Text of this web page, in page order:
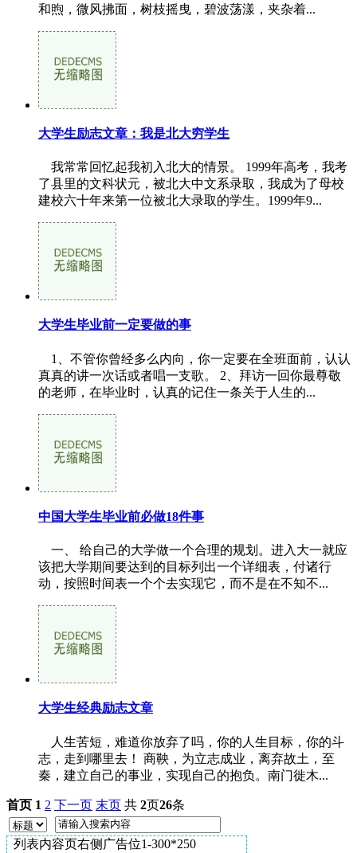
和煦，微风拂面，树枝摇曳，碧波荡漾，夹杂着...
大学生励志文章：我是北大穷学生
我常常回忆起我初入北大的情景。 1999年高考，我考
了县里的文科状元，被北大中文系录取，我成为了母校
建校六十年来第一位被北大录取的学生。1999年9...
大学生毕业前一定要做的事
1、不管你曾经多么内向，你一定要在全班面前，认认
真真的讲一次话或者唱一支歌。 2、拜访一回你最尊敬
的老师，在毕业时，认真的记住一条关于人生的...
中国大学生毕业前必做18件事
一、 给自己的大学做一个合理的规划。进入大一就应
该把大学期间要达到的目标列出一个详细表，付诸行
动，按照时间表一个个去实现它，而不是在不知不...
大学生经典励志文章
人生苦短，难道你放弃了吗，你的人生目标，你的斗
志，走到哪里去！ 商鞅，为立志成业，离弃故土，至
秦，建立自己的事业，实现自己的抱负。南门徙木...
首页 1 2 下一页 末页 共 2页26条
列表内容页右侧广告位1-300*250